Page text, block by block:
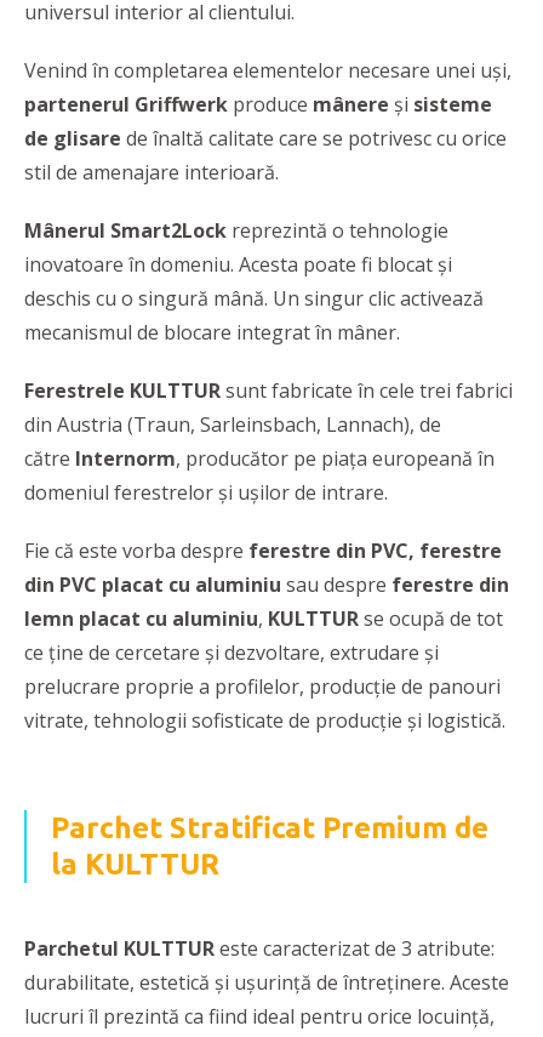
universul interior al clientului.
Venind în completarea elementelor necesare unei uși,
partenerul Griffwerk produce mânere și sisteme
de glisare de înaltă calitate care se potrivesc cu orice
stil de amenajare interioară.
Mânerul Smart2Lock reprezintă o tehnologie
inovatoare în domeniu. Acesta poate fi blocat și
deschis cu o singură mână. Un singur clic activează
mecanismul de blocare integrat în mâner.
Ferestrele KULTTURsunt fabricate în cele trei fabrici
din Austria (Traun, Sarleinsbach, Lannach), de
către Internorm, producător pe piața europeană în
domeniul ferestrelor și ușilor de intrare.
Fie că este vorba despre ferestre din PVC, ferestre
din PVC placat cu aluminiu sau despre ferestre din
lemn placat cu aluminiu, KULTTURse ocupă de tot
ce ține de cercetare și dezvoltare, extrudare și
prelucrare proprie a profilelor, producție de panouri
vitrate, tehnologii sofisticate de producție și logistică.
Parchet Stratificat Premium de
la KULTTUR
Parchetul KULTTUReste caracterizat de 3 atribute:
durabilitate, estetică și ușurință de întreținere. Aceste
lucruri îl prezintă ca fiind ideal pentru orice locuință,